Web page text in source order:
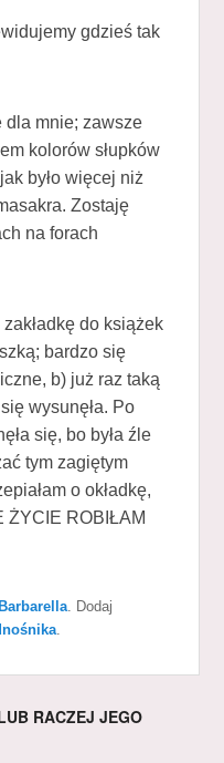
gdzieś tak
dla mnie; zawsze
kolorów słupków
było więcej niż
Zostaję
na forach
do książek
bardzo się
b) już raz taką
wysunęła. Po
się, bo była źle
tym zagiętym
o okładkę,
ŻYCIE ROBIŁAM
Barbarella. Dodaj
.
RACZEJ JEGO